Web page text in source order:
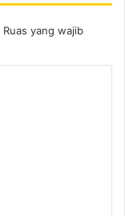
Ruas yang wajib